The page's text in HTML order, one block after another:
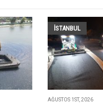
İSTANBUL
AĞUSTOS 1ST, 2026